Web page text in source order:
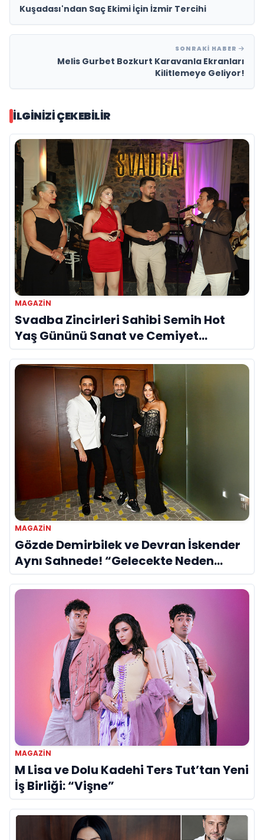
Kuşadası'ndan Saç Ekimi İçin İzmir Tercihi
SONRAKI HABER
Melis Gurbet Bozkurt Karavanla Ekranları
Kilitlemeye Geliyor!
İLGINIZI ÇEKEBILIR
MAGAZIN
Svadba Zincirleri Sahibi Semih Hot
Yaş Gününü Sanat ve Cemiyet
Dünyasının Ünlü İsimleriyle Kutladı!
MAGAZIN
Gözde Demirbilek ve Devran İskender
Aynı Sahnede! “Gelecekte Neden
Olmasın?”
MAGAZIN
M Lisa ve Dolu Kadehi Ters Tut’tan Yeni
İş Birliği: “Vişne”